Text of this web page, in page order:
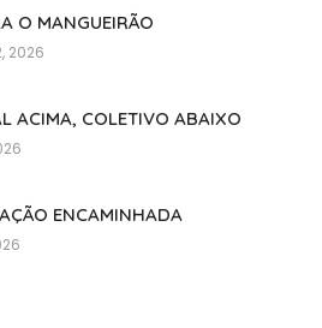
O MANGUEIRÃO
2026
ACIMA, COLETIVO ABAIXO
ENCAMINHADA